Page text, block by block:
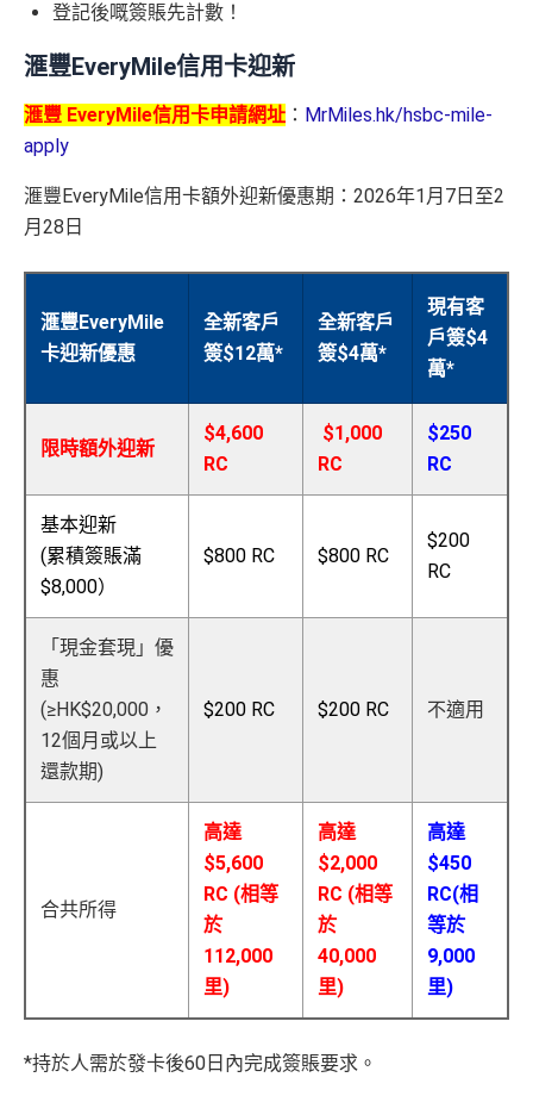
登記後嘅簽賬先計數！
滙豐EveryMile信用卡迎新
滙豐 EveryMile信用卡申請網址 ： MrMiles.hk/hsbc-mile-
apply
滙豐EveryMile信用卡額外迎新優惠期：2026年1月7日至2
月28日
滙豐EveryMile
卡迎新優惠
全新客戶
簽$12萬*
全新客戶
簽$4萬*
現有客
戶簽$4
萬*
限時額外迎新
$4,600
RC
$1,000
RC
$250
RC
基本迎新
(累積簽賬滿
$8,000）
$800 RC $800 RC
$200
RC
「現金套現」優
惠
(≥HK$20,000，
12個月或以上
還款期)
$200 RC $200 RC 不適用
合共所得
高達
$5,600
RC (相等
於
112,000
里)
高達
$2,000
RC (相等
於
40,000
里)
高達
$450
RC(相
等於
9,000
里)
*持於人需於發卡後60日內完成簽賬要求。